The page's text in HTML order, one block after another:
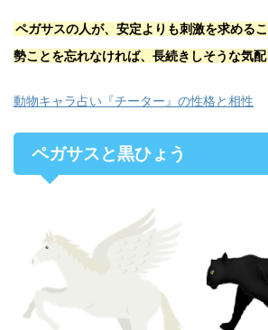
ペガサスの人が、安定よりも刺激を求める
勢ことを忘れなければ、長続きしそうな気配
動物キャラ占い『チーター』の性格と相性
ペガサスと黒ひょう